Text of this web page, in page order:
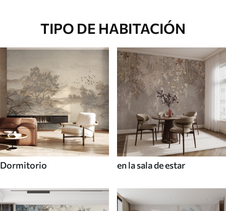
TIPO DE HABITACIÓN
Dormitorio en la sala de estar